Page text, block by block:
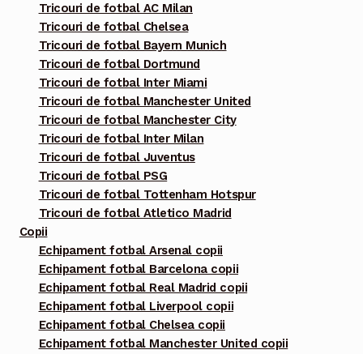
Tricouri de fotbal AC Milan
Tricouri de fotbal Chelsea
Tricouri de fotbal Bayern Munich
Tricouri de fotbal Dortmund
Tricouri de fotbal Inter Miami
Tricouri de fotbal Manchester United
Tricouri de fotbal Manchester City
Tricouri de fotbal Inter Milan
Tricouri de fotbal Juventus
Tricouri de fotbal PSG
Tricouri de fotbal Tottenham Hotspur
Tricouri de fotbal Atletico Madrid
Copii
Echipament fotbal Arsenal copii
Echipament fotbal Barcelona copii
Echipament fotbal Real Madrid copii
Echipament fotbal Liverpool copii
Echipament fotbal Chelsea copii
Echipament fotbal Manchester United copii